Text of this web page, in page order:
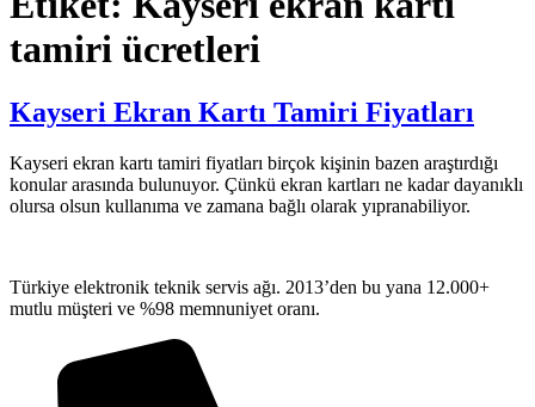
tamiri ücretleri
Kayseri Ekran Kartı Tamiri Fiyatları
Kayseri ekran kartı tamiri fiyatları birçok kişinin bazen araştırdığı
konular arasında bulunuyor. Çünkü ekran kartları ne kadar dayanıklı
olursa olsun kullanıma ve zamana bağlı olarak yıpranabiliyor.
Türkiye elektronik teknik servis ağı. 2013’den bu yana 12.000+
mutlu müşteri ve %98 memnuniyet oranı.